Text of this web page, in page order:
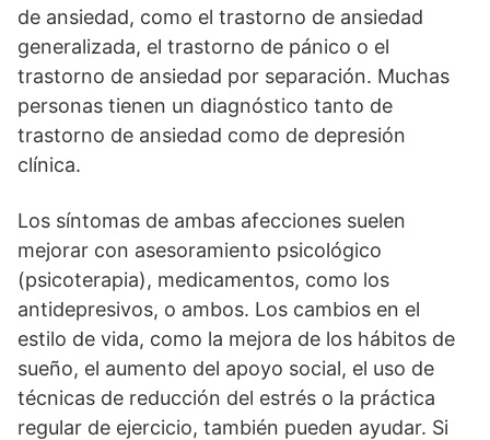
de ansiedad, como el trastorno de ansiedad
generalizada, el trastorno de pánico o el
trastorno de ansiedad por separación. Muchas
personas tienen un diagnóstico tanto de
trastorno de ansiedad como de depresión
clínica.
Los síntomas de ambas afecciones suelen
mejorar con asesoramiento psicológico
(psicoterapia), medicamentos, como los
antidepresivos, o ambos. Los cambios en el
estilo de vida, como la mejora de los hábitos de
sueño, el aumento del apoyo social, el uso de
técnicas de reducción del estrés o la práctica
regular de ejercicio, también pueden ayudar. Si